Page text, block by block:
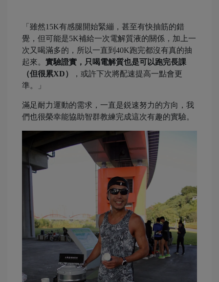
「雖然15K有感腿開始緊繃，甚至有快抽筋的錯
覺，但可能是5K補給一次電解質液的關係，加上一
次又喝滿多的，所以一直到40K跑完都沒有真的抽
起來。 實驗證實，只喝電解質也是可以跑完長課
（但很累XD）
，或許下次將配速提高一點會更
準。」
滿足耐力運動的需求，一直是鋭速努力的方向，我
們也很榮幸能協助智群教練完成這次有趣的實驗。